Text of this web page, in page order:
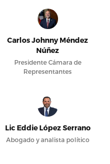
Carlos Johnny Méndez
Núñez
Presidente Cámara de
Representantes
Lic Eddie López Serrano
Abogado y analista político